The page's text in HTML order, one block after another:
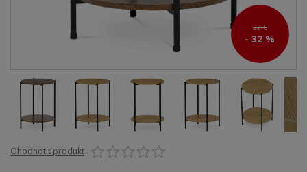
22 €
- 32 %
Ohodnotiť produkt